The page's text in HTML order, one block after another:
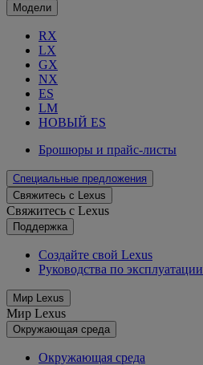
Модели
RX
LX
GX
NX
ES
LM
НОВЫЙ ES
Брошюры и прайс-листы
Специальные предложения
Свяжитесь с Lexus
Свяжитесь с Lexus
Поддержка
Создайте свой Lexus
Руководства по эксплуатации
Мир Lexus
Мир Lexus
Окружающая среда
Окружающая среда